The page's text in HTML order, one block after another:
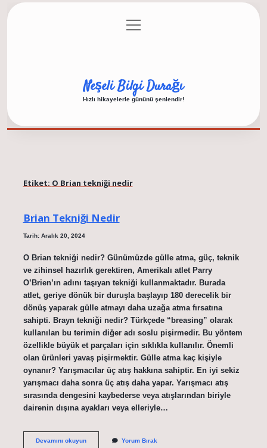
Gizlilik Politikası
menüyü
aç
Neşeli Bilgi Durağı
Hızlı hikayelerle gününü şenlendir!
Etiket: O Brian tekniği nedir
Brian Tekniği Nedir
Tarih: Aralık 20, 2024
O Brian tekniği nedir? Günümüzde gülle atma, güç, teknik
ve zihinsel hazırlık gerektiren, Amerikalı atlet Parry
O’Brien’ın adını taşıyan tekniği kullanmaktadır. Burada
atlet, geriye dönük bir duruşla başlayıp 180 derecelik bir
dönüş yaparak gülle atmayı daha uzağa atma fırsatına
sahipti. Brayn tekniği nedir? Türkçede “breasing” olarak
kullanılan bu terimin diğer adı soslu pişirmedir. Bu yöntem
özellikle büyük et parçaları için sıklıkla kullanılır. Önemli
olan ürünleri yavaş pişirmektir. Gülle atma kaç kişiyle
oynanır? Yarışmacılar üç atış hakkına sahiptir. En iyi sekiz
yarışmacı daha sonra üç atış daha yapar. Yarışmacı atış
sırasında dengesini kaybederse veya atışlarından biriyle
dairenin dışına ayakları veya elleriyle…
Devamını okuyunBrian
Yorum Bırak